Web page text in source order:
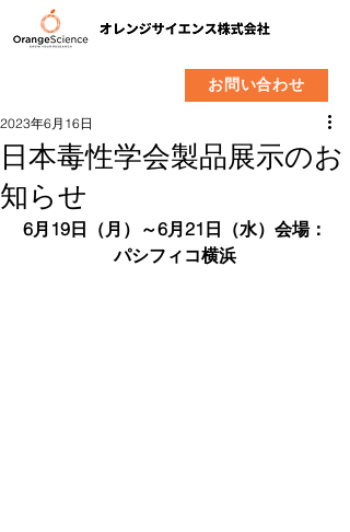
お問い合わせ
日本毒性学会製品展示のお
知らせ
2023年6月16日
6月19日（月）～6月21日（水）会場：
パシフィコ横浜